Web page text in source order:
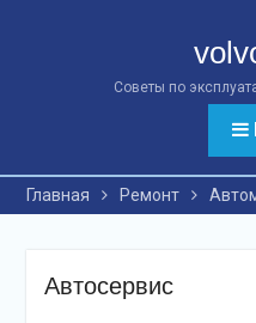
Советы по
Главная Ремонт
Автосервис